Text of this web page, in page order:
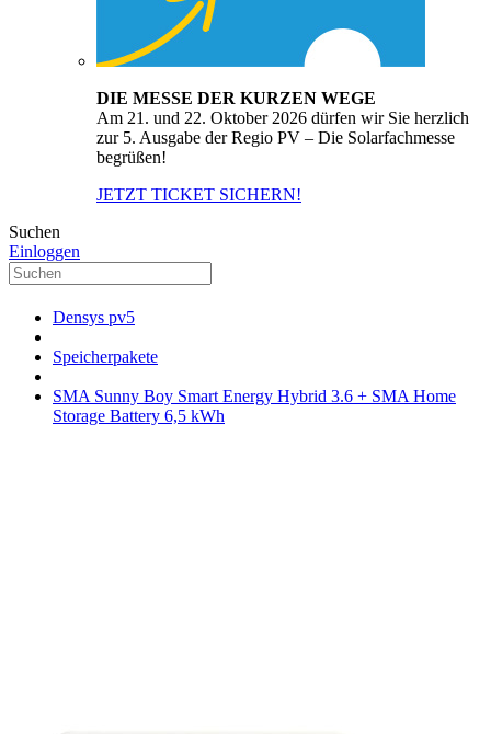
DIE MESSE DER KURZEN WEGE
Am 21. und 22. Oktober 2026 dürfen wir Sie herzlich
zur 5. Ausgabe der Regio PV – Die Solarfachmesse
begrüßen!
JETZT TICKET SICHERN!
Suchen
Einloggen
Densys pv5
Speicherpakete
SMA Sunny Boy Smart Energy Hybrid 3.6 + SMA Home
Storage Battery 6,5 kWh